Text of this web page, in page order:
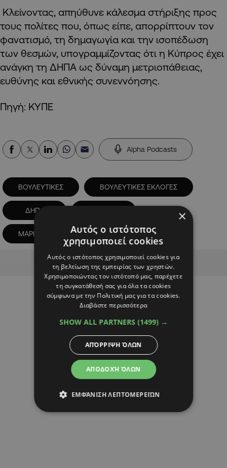
Κλείνοντας, απηύθυνε κάλεσμα στήριξης προς
τους πολίτες που, όπως είπε, απορρίπτουν τον
φανατισμό, τη δημαγωγία και την ισοπέδωση
των θεσμών, υπογραμμίζοντας ότι η Κύπρος έχει
ανάγκη τη ΔΗΠΑ ως δύναμη μετριοπάθειας,
ευθύνης και εθνικής συνεννόησης.
Πηγή: ΚΥΠΕ
Alpha Podcasts
ΒΟΥΛΕΥΤΙΚΕΣ ΒΟΥΛΕΥΤΙΚΕΣ ΕΚΛΟΓΕΣ
ΔΗΠΑ
ΜΑΡΙΟΣ ΚΑΡΟΓΙΑΝ
Advertisement
×
Αυτός ο ιστότοπος
χρησιμοποιεί cookies
Αυτός ο ιστότοπος χρησιμοποιεί cookies για
τη βελτίωση της εμπειρίας των χρηστών.
Χρησιμοποιώντας τον ιστότοπό μας, παρέχετε
τη συγκατάθεσή σας για όλα τα cookies
σύμφωνα με την Πολιτική μας για τα cookies.
Διαβάστε περισσότερα
SHOW ALL PARTNERS (1499) →
ΑΠΟΔΟΧΉ ΌΛΩΝ
ΑΠΌΡΡΙΨΗ ΌΛΩΝ
ΕΜΦΆΝΙΣΗ ΛΕΠΤΟΜΕΡΕΙΏΝ